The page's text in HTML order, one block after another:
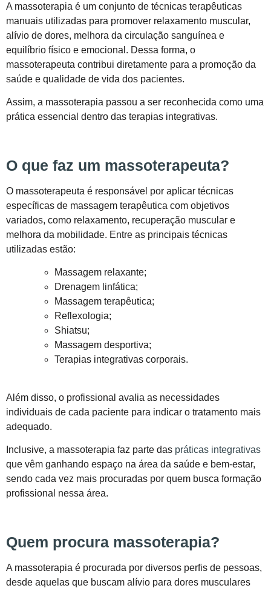
A massoterapia é um conjunto de técnicas terapêuticas
manuais utilizadas para promover relaxamento muscular,
alívio de dores, melhora da circulação sanguínea e
equilíbrio físico e emocional. Dessa forma, o
massoterapeuta contribui diretamente para a promoção da
saúde e qualidade de vida dos pacientes.
Assim, a massoterapia passou a ser reconhecida como uma
prática essencial dentro das terapias integrativas.
O que faz um massoterapeuta?
O massoterapeuta é responsável por aplicar técnicas
específicas de massagem terapêutica com objetivos
variados, como relaxamento, recuperação muscular e
melhora da mobilidade. Entre as principais técnicas
utilizadas estão:
Massagem relaxante;
Drenagem linfática;
Massagem terapêutica;
Reflexologia;
Shiatsu;
Massagem desportiva;
Terapias integrativas corporais.
Além disso, o profissional avalia as necessidades
individuais de cada paciente para indicar o tratamento mais
adequado.
Inclusive, a massoterapia faz parte das práticas integrativas
que vêm ganhando espaço na área da saúde e bem-estar,
sendo cada vez mais procuradas por quem busca formação
profissional nessa área.
Quem procura massoterapia?
A massoterapia é procurada por diversos perfis de pessoas,
desde aquelas que buscam alívio para dores musculares